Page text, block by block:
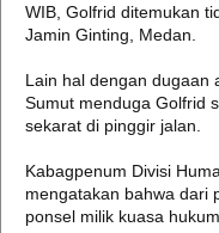
WIB, Golfrid ditemukan
Jamin Ginting, Medan.
Lain hal dengan dugaan
Sumut menduga Golfrid
sekarat di pinggir jalan.
Kabagpenum Divisi
mengatakan bahwa dari
ponsel milik kuasa